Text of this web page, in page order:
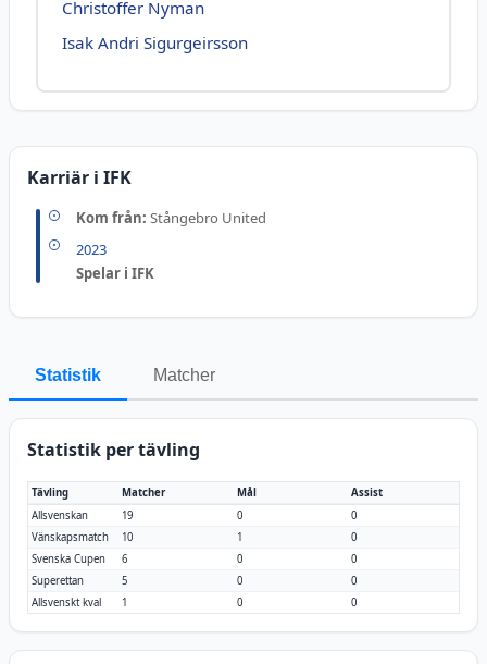
Christoffer Nyman
Isak Andri Sigurgeirsson
Karriär i IFK
Kom från: Stångebro United
2023
Spelar i IFK
Statistik Matcher
Statistik per tävling
Tävling Matcher Mål
Assist
Allsvenskan
19 0
0
Vänskapsmatch
10 1
0
Svenska Cupen
6 0
0
Superettan
5 0
0
Allsvenskt kval
1 0 0